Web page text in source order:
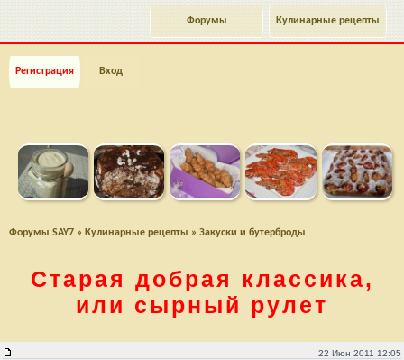
Кулинарные рецепты
Форумы
Регистрация Вход
Форумы SAY7 » Кулинарные рецепты » Закуски и бутерброды
Старая добрая классика,
или сырный рулет
22 Июн 2011 12:05